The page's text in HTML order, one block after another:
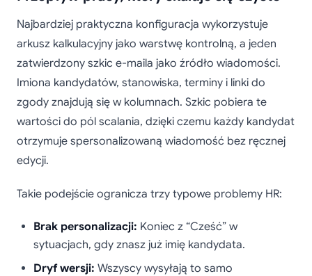
Najbardziej praktyczna konfiguracja wykorzystuje
arkusz kalkulacyjny jako warstwę kontrolną, a jeden
zatwierdzony szkic e-maila jako źródło wiadomości.
Imiona kandydatów, stanowiska, terminy i linki do
zgody znajdują się w kolumnach. Szkic pobiera te
wartości do pól scalania, dzięki czemu każdy kandydat
otrzymuje spersonalizowaną wiadomość bez ręcznej
edycji.
Takie podejście ogranicza trzy typowe problemy HR:
Brak personalizacji: Koniec z “Cześć” w
sytuacjach, gdy znasz już imię kandydata.
Dryf wersji: Wszyscy wysyłają to samo